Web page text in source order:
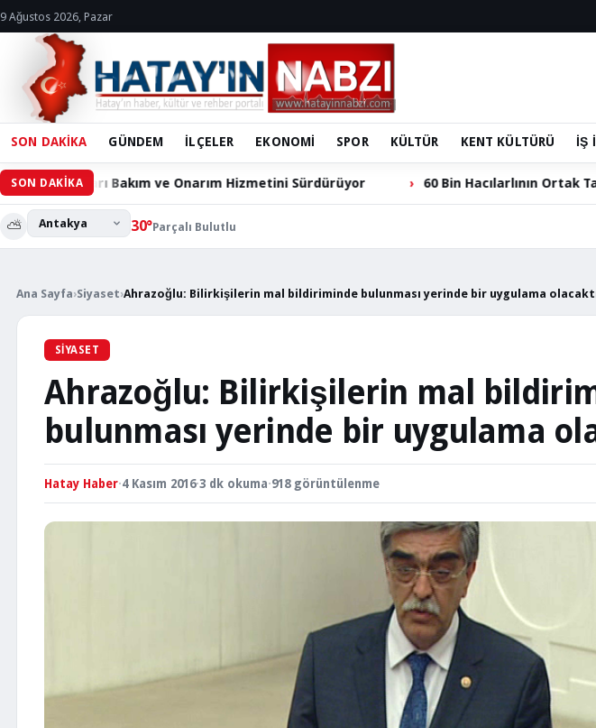
9 Ağustos 2026, Pazar
SON DAKİKA GÜNDEM İLÇELER EKONOMİ SPOR KÜLTÜR KENT KÜLTÜRÜ İŞ
SON DAKİKA
ve Onarım Hizmetini Sürdürüyor 60 Bin Hacılarlının Ortak Talebi: Ömer Dede
⛅ 30°Parçalı Bulutlu
Ana Sayfa›Siyaset›Ahrazoğlu: Bilirkişilerin mal bildiriminde bulunması yerinde bir uygulama
SIYASET
Ahrazoğlu: Bilirkişilerin mal
bulunması yerinde bir uygulama
Hatay Haber·4 Kasım 2016·3 dk okuma·918 görüntülenme